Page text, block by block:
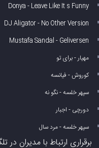
Donya - Leave Like It s Funny
DJ Aligator - No Other Version
Mustafa Sandal - Geliversen
مهیار - برای تو
کوروش - فیانسه
سپهر خلسه - نگو نه
دورچی - اجبار
سپهر خلسه - مرد سال
برقراری ارتباط با مدیران در